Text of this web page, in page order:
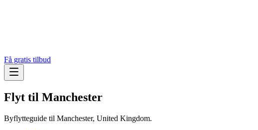
Få gratis tilbud
Flyt til Manchester
Byflytteguide til Manchester, United Kingdom.